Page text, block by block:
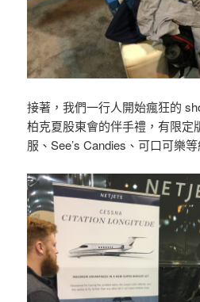
接著，我們一行人開始瘋狂的
柏克夏股東會的伴手禮，有限定
服、See’s Candies、可口可樂等